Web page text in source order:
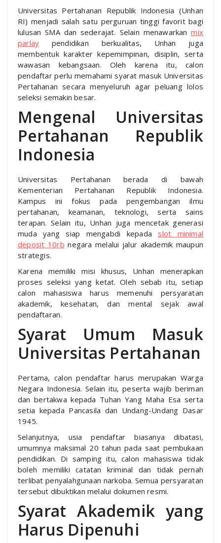
Universitas Pertahanan Republik Indonesia (Unhan
RI) menjadi salah satu perguruan tinggi favorit bagi
lulusan SMA dan sederajat. Selain menawarkanmix
parlay pendidikan berkualitas, Unhan juga
membentuk karakter kepemimpinan, disiplin, serta
wawasan kebangsaan. Oleh karena itu, calon
pendaftar perlu memahami syarat masuk Universitas
Pertahanan secara menyeluruh agar peluang lolos
seleksi semakin besar.
Mengenal Universitas
Pertahanan Republik
Indonesia
Universitas Pertahanan berada di bawah
Kementerian Pertahanan Republik Indonesia.
Kampus ini fokus pada pengembangan ilmu
pertahanan, keamanan, teknologi, serta sains
terapan. Selain itu, Unhan juga mencetak generasi
muda yang siap mengabdi kepada slot minimal
deposit 10rb negara melalui jalur akademik maupun
strategis.
Karena memiliki misi khusus, Unhan menerapkan
proses seleksi yang ketat. Oleh sebab itu, setiap
calon mahasiswa harus memenuhi persyaratan
akademik, kesehatan, dan mental sejak awal
pendaftaran.
Syarat Umum Masuk
Universitas Pertahanan
Pertama, calon pendaftar harus merupakan Warga
Negara Indonesia. Selain itu, peserta wajib beriman
dan bertakwa kepada Tuhan Yang Maha Esa serta
setia kepada Pancasila dan Undang-Undang Dasar
1945.
Selanjutnya, usia pendaftar biasanya dibatasi,
umumnya maksimal 20 tahun pada saat pembukaan
pendidikan. Di samping itu, calon mahasiswa tidak
boleh memiliki catatan kriminal dan tidak pernah
terlibat penyalahgunaan narkoba. Semua persyaratan
tersebut dibuktikan melalui dokumen resmi.
Syarat Akademik yang
Harus Dipenuhi